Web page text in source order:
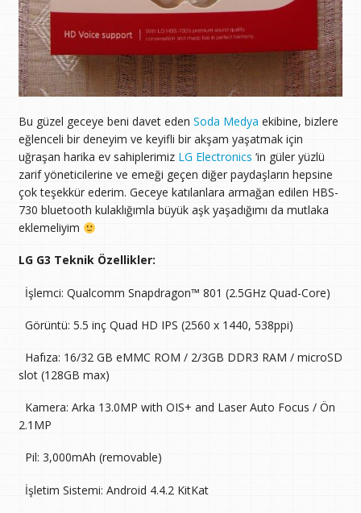
Bu güzel geceye beni davet eden Soda Medya ekibine, bizlere
eğlenceli bir deneyim ve keyifli bir akşam yaşatmak için
uğraşan harika ev sahiplerimiz LG Electronics ‘in güler yüzlü
zarif yöneticilerine ve emeği geçen diğer paydaşların hepsine
çok teşekkür ederim. Geceye katılanlara armağan edilen HBS-
730 bluetooth kulaklığımla büyük aşk yaşadığımı da mutlaka
eklemeliyim
LG G3 Teknik Özellikler:
 İşlemci: Qualcomm Snapdragon™ 801 (2.5GHz Quad-Core)
 Görüntü: 5.5 inç Quad HD IPS (2560 x 1440, 538ppi)
 Hafıza: 16/32 GB eMMC ROM / 2/3GB DDR3 RAM / microSD
slot (128GB max)
 Kamera: Arka 13.0MP with OIS+ and Laser Auto Focus / Ön
2.1MP
 Pil: 3,000mAh (removable)
 İşletim Sistemi: Android 4.4.2 KitKat